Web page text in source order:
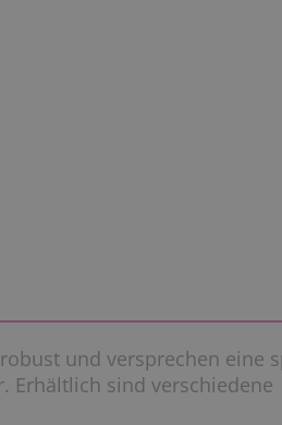
und versprechen eine
Erhältlich sind verschiedene